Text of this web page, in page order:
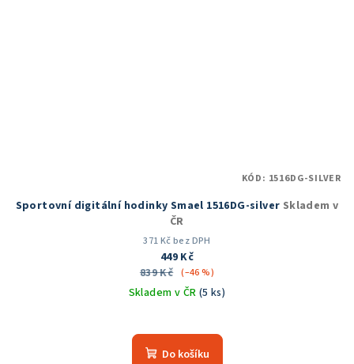
Sportovní digitální hodinky Smael 1516DG-silver Skladem v
ČR
371 Kč bez DPH
449 Kč
839 Kč (–46 %)
Skladem v ČR (5 ks)
hodnocení
produktu
Do košíku
KÓD: 1516DG-SILVER